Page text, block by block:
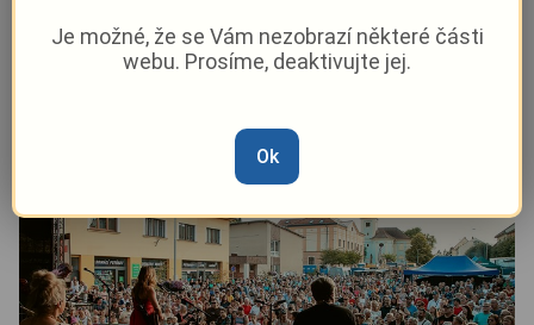
Pavel Žižka–29. 6. 11:18
Je možné, že se Vám nezobrazí některé části
webu. Prosíme, deaktivujte jej.
Ok